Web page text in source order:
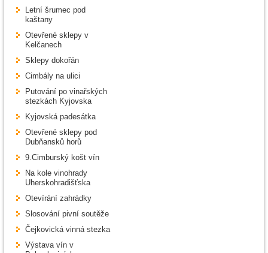
Letní šrumec pod
kaštany
Otevřené sklepy v
Kelčanech
Sklepy dokořán
Cimbály na ulici
Putování po vinařských
stezkách Kyjovska
Kyjovská padesátka
Otevřené sklepy pod
Dubňansků horů
9.Cimburský košt vín
Na kole vinohrady
Uherskohradišťska
Otevírání zahrádky
Slosování pivní soutěže
Čejkovická vinná stezka
Výstava vín v